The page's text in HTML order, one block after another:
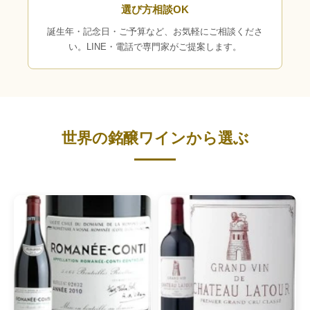
選び方相談OK
誕生年・記念日・ご予算など、お気軽にご相談くださ
い。LINE・電話で専門家がご提案します。
世界の銘醸ワインから選ぶ